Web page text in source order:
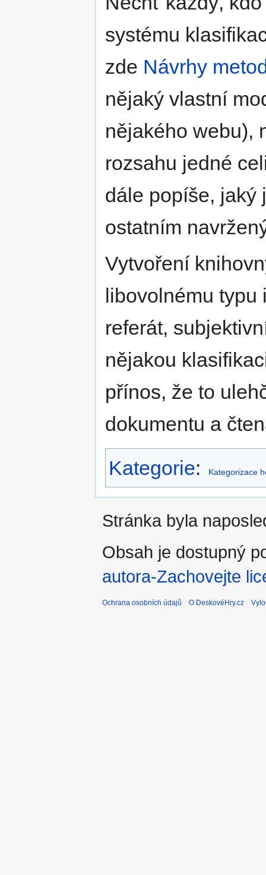
systému
zde Návrhy
nějaký vlastní
nějakého webu),
rozsahu jedné
dále popíše, jaký
ostatním
Vytvoření
libovolnému typu
referát,
nějakou
přínos, že to
dokumentu a
Kategorie: Kategorizace
Stránka byla
Obsah je dostupný
autora-Zachovejte
Ochrana osobních údajů O DeskovéHry.cz